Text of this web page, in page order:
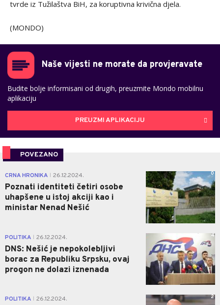
tvrde iz Tužilaštva BiH, za koruptivna krivična djela.
(MONDO)
Naše vijesti ne morate da provjeravate
Budite bolje informisani od drugih, preuzmite Mondo mobilnu
aplikaciju
PREUZMI APLIKACIJU
POVEZANO
CRNA HRONIKA 26.12.2024.
Poznati identiteti četiri osobe
uhapšene u istoj akciji kao i
ministar Nenad Nešić
0
POLITIKA 26.12.2024.
DNS: Nešić je nepokolebljivi
borac za Republiku Srpsku, ovaj
progon ne dolazi iznenada
4
POLITIKA 26.12.2024. 2